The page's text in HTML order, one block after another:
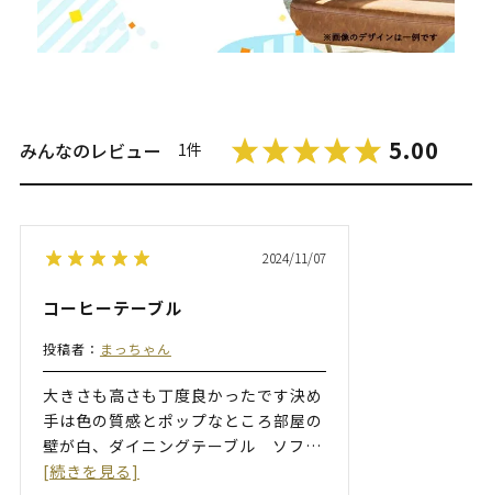
みんなのレビュー 1件 5.00
2024/11/07
コーヒーテーブル
投稿者： まっちゃん
大きさも高さも丁度良かったです決め
手は色の質感とポップなところ部屋の
壁が白、ダイニングテーブル ソフ …
[続きを見る]